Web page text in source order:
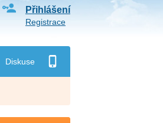
Diskuse
Přihlášení
Registrace